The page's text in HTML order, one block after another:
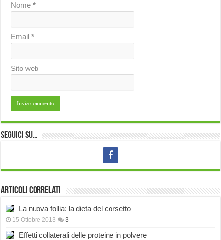
Nome*
Email*
Sito web
Seguici su…
Articoli correlati
La nuova follia: la dieta del corsetto
15 Ottobre 2013 3
Effetti collaterali delle proteine in polvere